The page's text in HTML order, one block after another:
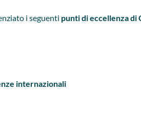
i seguenti punti di eccellenza di
internazionali